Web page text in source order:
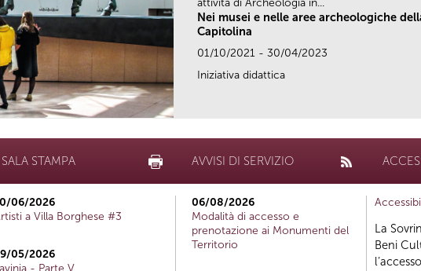
Nei musei e nelle aree archeologiche
Capitolina
01/10/2021 - 30/04/2023
Iniziativa didattica
SALA STAMPA
06/2026
a Villa Borghese #3
05/2026
- Parte V
AVVISI DI SERVIZIO
06/08/2026
Modalità di accesso e
prenotazione ai Monumenti del
Territorio
La
Beni